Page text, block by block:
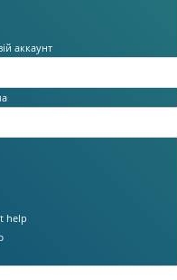
аккаунт
help